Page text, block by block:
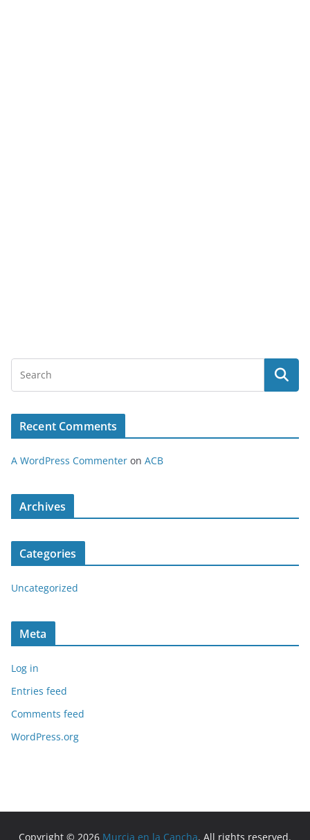
Recent Comments
A WordPress Commenter on ACB
Archives
Categories
Uncategorized
Meta
Log in
Entries feed
Comments feed
WordPress.org
Copyright © 2026 Murcia en la Cancha. All rights reserved.